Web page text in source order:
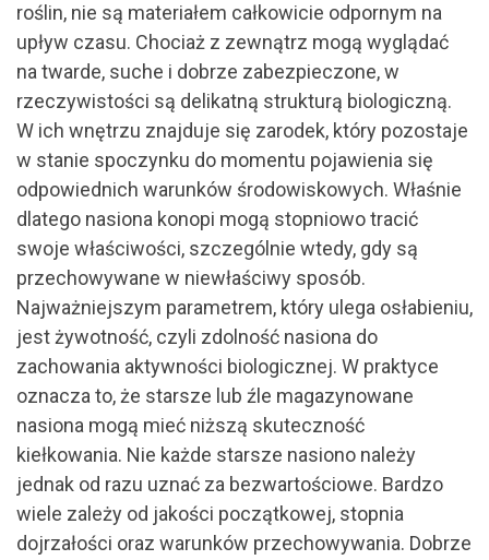
roślin, nie są materiałem całkowicie odpornym na
upływ czasu. Chociaż z zewnątrz mogą wyglądać
na twarde, suche i dobrze zabezpieczone, w
rzeczywistości są delikatną strukturą biologiczną.
W ich wnętrzu znajduje się zarodek, który pozostaje
w stanie spoczynku do momentu pojawienia się
odpowiednich warunków środowiskowych. Właśnie
dlatego nasiona konopi mogą stopniowo tracić
swoje właściwości, szczególnie wtedy, gdy są
przechowywane w niewłaściwy sposób.
Najważniejszym parametrem, który ulega osłabieniu,
jest żywotność, czyli zdolność nasiona do
zachowania aktywności biologicznej. W praktyce
oznacza to, że starsze lub źle magazynowane
nasiona mogą mieć niższą skuteczność
kiełkowania. Nie każde starsze nasiono należy
jednak od razu uznać za bezwartościowe. Bardzo
wiele zależy od jakości początkowej, stopnia
dojrzałości oraz warunków przechowywania. Dobrze